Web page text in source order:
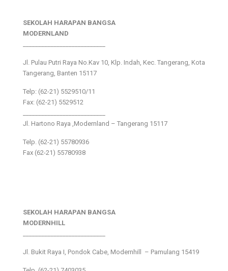
SEKOLAH HARAPAN BANGSA
MODERNLAND
Jl. Pulau Putri Raya No.Kav 10, Klp. Indah, Kec. Tangerang, Kota
Tangerang, Banten 15117
Telp: (62-21) 5529510/11
Fax: (62-21) 5529512
Jl. Hartono Raya ,Modernland – Tangerang 15117
Telp. (62-21) 55780936
Fax (62-21) 55780938
SEKOLAH HARAPAN BANGSA
MODERNHILL
Jl. Bukit Raya I, Pondok Cabe, Modernhill – Pamulang 15419